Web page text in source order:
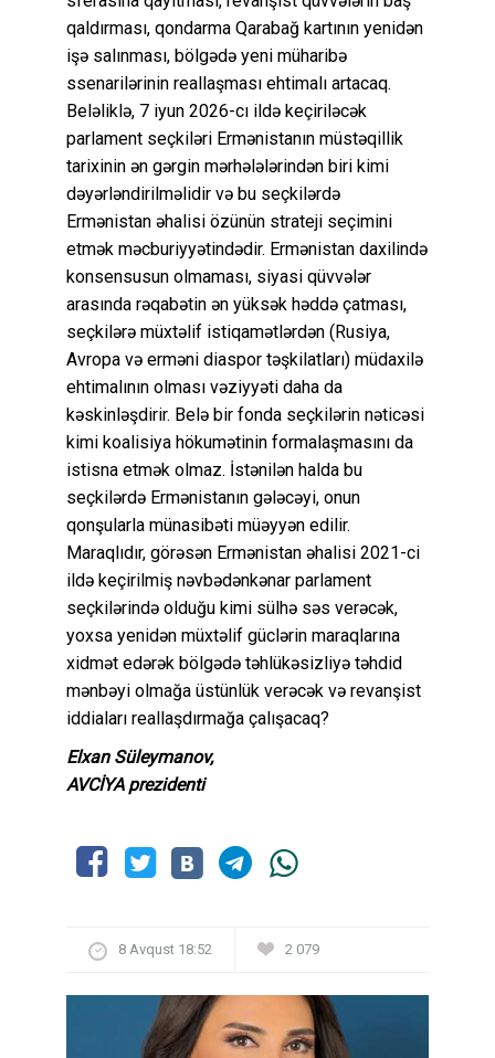
qaldırması, qondarma Qarabağ kartının yenidən
işə salınması, bölgədə yeni müharibə
ssenarilərinin reallaşması ehtimalı artacaq.
Beləliklə, 7 iyun 2026-cı ildə keçiriləcək
parlament seçkiləri Ermənistanın müstəqillik
tarixinin ən gərgin mərhələlərindən biri kimi
dəyərləndirilməlidir və bu seçkilərdə
Ermənistan əhalisi özünün strateji seçimini
etmək məcburiyyətindədir. Ermənistan daxilində
konsensusun olmaması, siyasi qüvvələr
arasında rəqabətin ən yüksək həddə çatması,
seçkilərə müxtəlif istiqamətlərdən (Rusiya,
Avropa və erməni diaspor təşkilatları) müdaxilə
ehtimalının olması vəziyyəti daha da
kəskinləşdirir. Belə bir fonda seçkilərin nəticəsi
kimi koalisiya hökumətinin formalaşmasını da
istisna etmək olmaz. İstənilən halda bu
seçkilərdə Ermənistanın gələcəyi, onun
qonşularla münasibəti müəyyən edilir.
Maraqlıdır, görəsən Ermənistan əhalisi 2021-ci
ildə keçirilmiş nəvbədənkənar parlament
seçkilərində olduğu kimi sülhə səs verəcək,
yoxsa yenidən müxtəlif güclərin maraqlarına
xidmət edərək bölgədə təhlükəsizliyə təhdid
mənbəyi olmağa üstünlük verəcək və revanşist
iddiaları reallaşdırmağa çalışacaq?
Elxan Süleymanov,
AVCİYA prezidenti
8 Avqust 18:52 2 079